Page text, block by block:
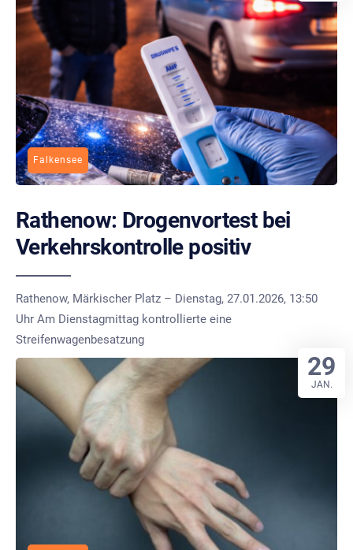
Falkensee
Rathenow: Drogenvortest bei
Verkehrskontrolle positiv
Rathenow, Märkischer Platz – Dienstag, 27.01.2026, 13:50
Uhr Am Dienstagmittag kontrollierte eine
Streifenwagenbesatzung
29
JAN.